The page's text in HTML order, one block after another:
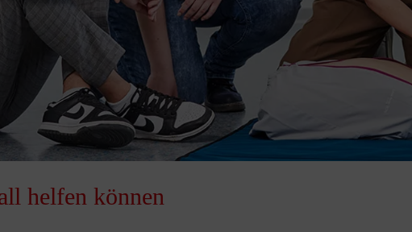
helfen können